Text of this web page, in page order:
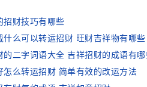
招财技巧有哪些
什么可以转运招财 旺财吉祥物有哪些
的二字词语大全 吉祥招财的成语有
怎么转运招财 简单有效的改运方法